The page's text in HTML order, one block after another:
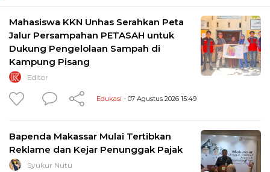
Mahasiswa KKN Unhas Serahkan Peta
Jalur Persampahan PETASAH untuk
Dukung Pengelolaan Sampah di
Kampung Pisang
Editor
Edukasi - 07 Agustus 2026 15:49
Bapenda Makassar Mulai Tertibkan
Reklame dan Kejar Penunggak Pajak
Syukur Nutu